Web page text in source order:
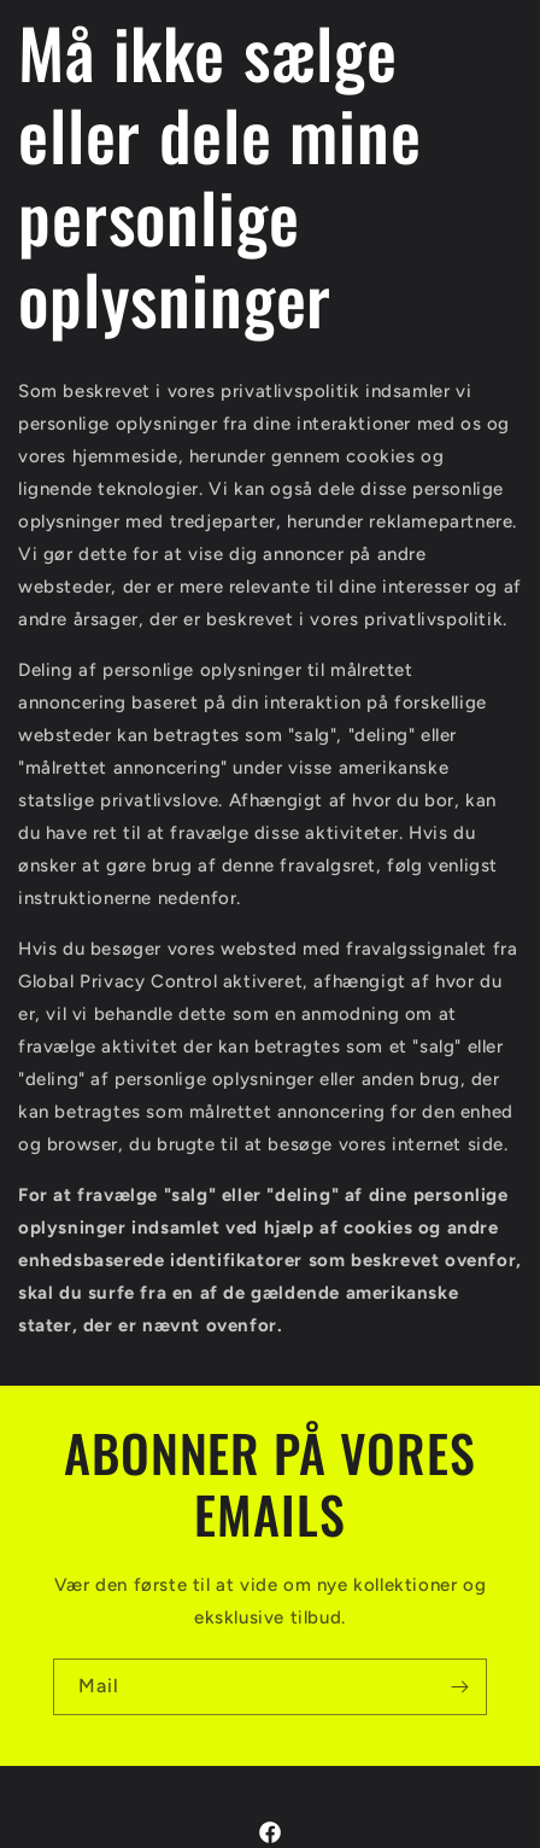
Må ikke sælge
eller dele mine
personlige
oplysninger
Som beskrevet i vores privatlivspolitik indsamler vi
personlige oplysninger fra dine interaktioner med os og
vores hjemmeside, herunder gennem cookies og
lignende teknologier. Vi kan også dele disse personlige
oplysninger med tredjeparter, herunder reklamepartnere.
Vi gør dette for at vise dig annoncer på andre
websteder, der er mere relevante til dine interesser og af
andre årsager, der er beskrevet i vores privatlivspolitik.
Deling af personlige oplysninger til målrettet
annoncering baseret på din interaktion på forskellige
websteder kan betragtes som "salg", "deling" eller
"målrettet annoncering" under visse amerikanske
statslige privatlivslove. Afhængigt af hvor du bor, kan
du have ret til at fravælge disse aktiviteter. Hvis du
ønsker at gøre brug af denne fravalgsret, følg venligst
instruktionerne nedenfor.
Hvis du besøger vores websted med fravalgssignalet fra
Global Privacy Control aktiveret, afhængigt af hvor du
er, vil vi behandle dette som en anmodning om at
fravælge aktivitet der kan betragtes som et "salg" eller
"deling" af personlige oplysninger eller anden brug, der
kan betragtes som målrettet annoncering for den enhed
og browser, du brugte til at besøge vores internet side.
For at fravælge "salg" eller "deling" af dine personlige
oplysninger indsamlet ved hjælp af cookies og andre
enhedsbaserede identifikatorer som beskrevet ovenfor,
skal du surfe fra en af ​​de gældende amerikanske
stater, der er nævnt ovenfor.
ABONNER PÅ VORES
EMAILS
Vær den første til at vide om nye kollektioner og
eksklusive tilbud.
Mail